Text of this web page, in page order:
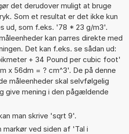
det derudover muligt at bruge
Som et resultat er det ikke kun
ud, som f.eks. '78 * 23 g/m3'.
kan parres direkte med
Det kan f.eks. se sådan ud:
+ 34 Pound per cubic foot'
x 56dm = ? cm^3'. De på denne
måleenheder skal selvfølgelig
give mening i den pågældende
man skrive 'sqrt 9'.
markør ved siden af 'Tal i